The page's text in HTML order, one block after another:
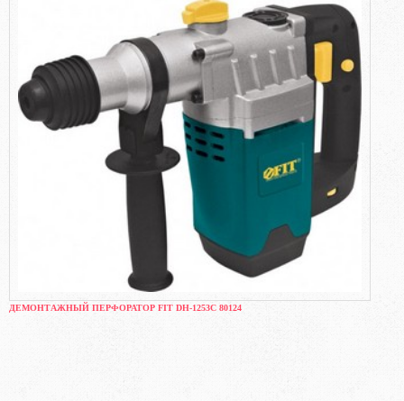
ДЕМОНТАЖНЫЙ ПЕРФОРАТОР FIT DH-1253C 80124